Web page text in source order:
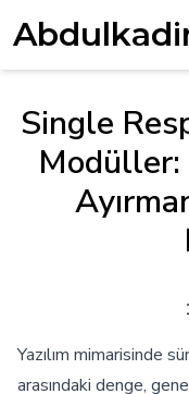
Single
Modüller:
Yazılım mimarisinde
arasındaki denge,